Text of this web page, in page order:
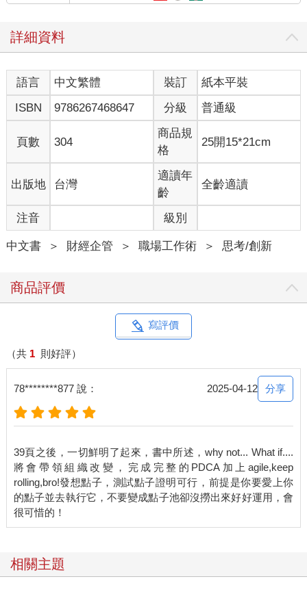
有創意的組織也不是意外產生，而是特意打造出來的。Nike和蘋
（Steve Jobs）刻意打造出讓創意蓬勃發展所需的環境。這樣的
領導者除了追求利潤和成長，也把創意需要的條件視為優先要
務，因為他們明白後者能帶來前者。Nike和蘋果這樣的創新巨頭
之所以鳳毛麟角，原因在於企業領導者很少具備創意相關的技
能，這就是創意之所以成為最高領導特質的原因，它能讓你脫穎
而出、無與倫比。
賈伯斯把自己對美學的敏銳度歸功於1970年代在里德學院（Reed
College）上過書法課。我們認為，賈伯斯這段早期經歷所帶來的
影響，甚至遠大於創造出第一代麥金塔作業系統的字體。賈伯斯
在使用筆墨的過程中，還學到了創意實際上是如何運作的。他透
過實作了解創意的流程，促成他在日後能以效率過人的方式激發
他人的創意與創新。
領導者如果不懂創意的運作原理，就很難培養他人的創造力，更
別說要在組織裡借重創意的力量。我們將在本書中看到許多這類
盲點的實例。在大部份的例子中，扼殺創意發想的不是團隊中的
太執著於可行性和關聯性，會在第一秒就立刻壓制任何偏離現狀
的事物。你能想像如果賈伯斯說：「你們能不能不要再討論手機
全心專注只做一件事之前，要先天馬行空、發揮想像力。
就連相信創意很重要的執行長，如果他們本人沒有以創意的方法
做事，通常也無法維護、支持或刺激創意。儘管這類執行長對創
意抱持友善的態度，但他們根本不知道創意需要的條件，或是不
明白那些條件有多關鍵。為什麼會這樣呢？因為傳統的領導和管
理訓練看重零錯誤的效率，而這正好與創意背道而馳。創意會需
要試圖走走看不同的路，而走著走著，有可能發現是死巷。追求
效率在其他方面很管用，卻剛好不適合用在創意領域。
的園地。一旦養成創意習慣，你就會對創意有更全面的理解。每
當有學生來找史丹佛的傳奇人物麥金（Robert McKim），請他就
某一個點子給予意見時，麥金總會這樣回答：「先給我看三個點
子再說。」工程師出身的麥金明白創意的基本原理，也因此擅長
激發他人的創意。
意時，給予適當的支持。也就是說，你還能打造或帶領組織，做
出世界級的創意與創新。不過，在到達那個境界之前，你得先忘
詳細資料
語言 中文繁體 裝訂
紙本平裝
ISBN
9786267468647 分級 普通級
頁數 304
商品規
格
25開15*21cm
出版地 台灣
適讀年
齡
全齡適讀
注音 級別
中文書 ＞ 財經企管 ＞ 職場工作術 ＞ 思考/創新
商品評價
寫評價
（共 1 則好評）
78********877 說： 2025-04-12 分享
39頁之後，一切鮮明了起來，書中所述，why not... What if....
將會帶領組織改變，完成完整的PDCA加上agile,keep
rolling,bro!發想點子，測試點子證明可行，前提是你要愛上你
的點子並去執行它，不要變成點子池卻沒撈出來好好運用，會
相關主題